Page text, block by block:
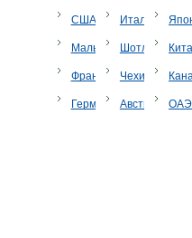
США
Мальта
Франция
Германия
Италия
Шотландия
Чехия
Австрия ОАЭ